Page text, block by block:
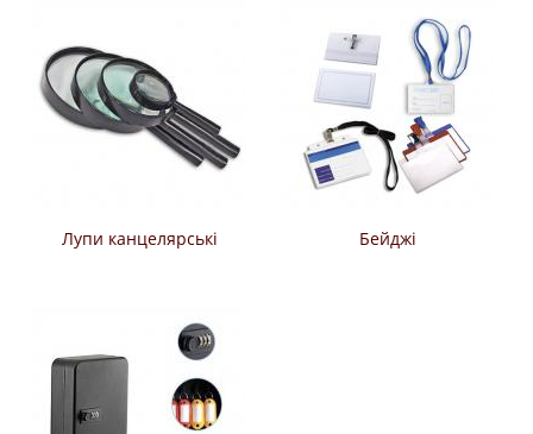
Лупи канцелярські Бейджі